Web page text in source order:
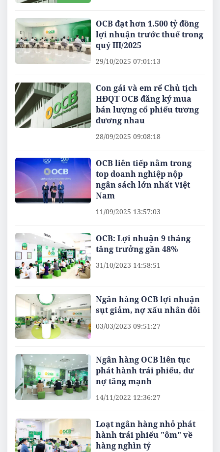
OCB đạt hơn 1.500 tỷ đồng
lợi nhuận trước thuế trong
quý III/2025
29/10/2025 07:01:13
Con gái và em rể Chủ tịch
HĐQT OCB đăng ký mua
bán lượng cổ phiếu tương
đương nhau
28/09/2025 09:08:18
OCB liên tiếp nằm trong
top doanh nghiệp nộp
ngân sách lớn nhất Việt
Nam
11/09/2025 13:57:03
OCB: Lợi nhuận 9 tháng
tăng trưởng gần 48%
31/10/2023 14:58:51
Ngân hàng OCB lợi nhuận
sụt giảm, nợ xấu nhân đôi
03/03/2023 09:51:27
Ngân hàng OCB liên tục
phát hành trái phiếu, dư
nợ tăng mạnh
14/11/2022 12:36:27
Loạt ngân hàng nhỏ phát
hành trái phiếu "ôm" về
hàng nghìn tỷ